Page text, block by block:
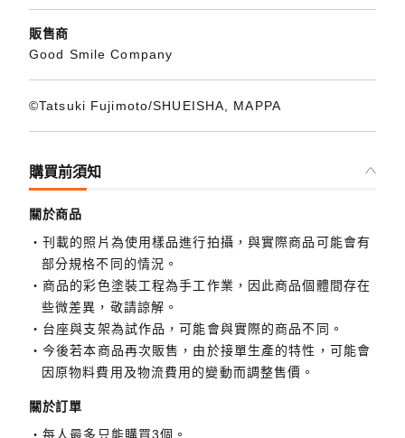
販售商
Good Smile Company
©Tatsuki Fujimoto/SHUEISHA, MAPPA
購買前須知
關於商品
刊載的照片為使用樣品進行拍攝，與實際商品可能會有
部分規格不同的情況。
商品的彩色塗裝工程為手工作業，因此商品個體間存在
些微差異，敬請諒解。
台座與支架為試作品，可能會與實際的商品不同。
今後若本商品再次販售，由於接單生產的特性，可能會
因原物料費用及物流費用的變動而調整售價。
關於訂單
每人最多只能購買3個。